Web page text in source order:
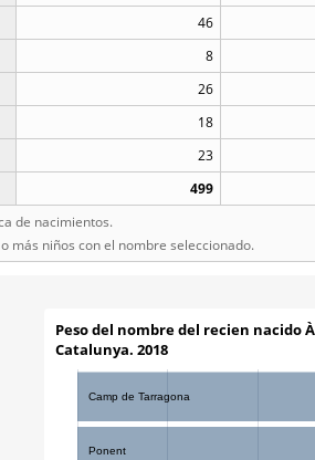
46
8
26
18
23
499
de nacimientos.
más niños con el nombre seleccionado.